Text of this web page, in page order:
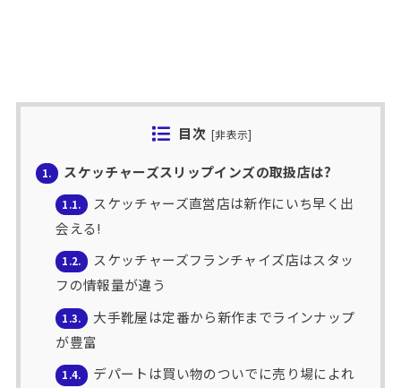
目次 [非表示]
1. スケッチャーズスリップインズの取扱店は?
1.1.
スケッチャーズ直営店は新作にいち早く出
会える!
1.2.
スケッチャーズフランチャイズ店はスタッ
フの情報量が違う
1.3.
大手靴屋は定番から新作までラインナップ
が豊富
1.4. デパートは買い物のついでに売り場によれ